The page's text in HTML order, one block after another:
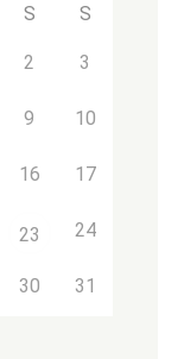
S S
2 3
9 10
16 17
23 24
30 31